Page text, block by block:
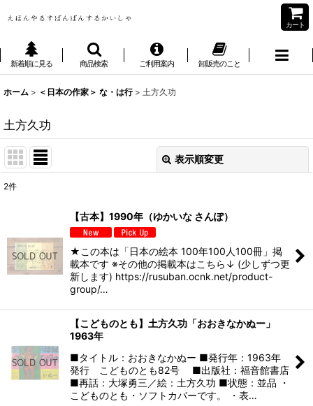
カート
新着順に見る 商品検索 ご利用案内 卸販売のこと
ホーム > ＜日本の作家＞ な・は行 > 土方久功
土方久功
表示順変更
並び順:
絞り込む
2件
【古本】1990年（ゆかいな さんぽ）
★この本は「日本の絵本 100年100人100冊」掲
載本です ※その他の掲載本はこちら↓ (少しずつ更
新します) https://rusuban.ocnk.net/product-
group/…
【こどものとも】土方久功「おおきなかぬー」
1963年
■タイトル：おおきなかぬー ■発行年：1963年
発行 こどものとも82号 ■出版社：福音館書店
■再話：大塚勇三／絵：土方久功 ■状態：並品 ・
こどものとも・ソフトカバーです。 ・表…